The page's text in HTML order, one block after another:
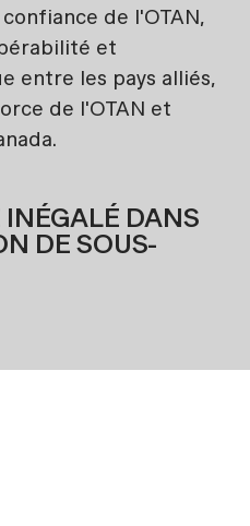
de l'OTAN,
et
entre les pays alliés,
de l'OTAN et
INÉGALÉ DANS
DE SOUS-